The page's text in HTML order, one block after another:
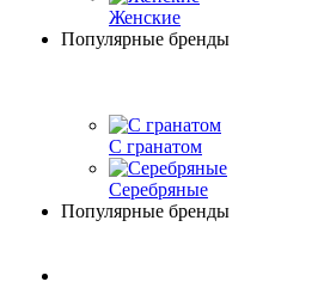
Женские
Популярные бренды
С гранатом
Серебряные
Популярные бренды